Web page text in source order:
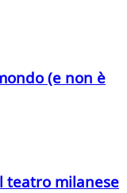
(e non è
teatro milanese